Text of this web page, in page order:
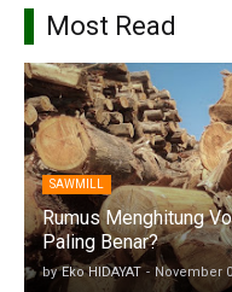
Most Read
SAWMILL
Rumus Menghitung
Paling Benar?
by Eko HIDAYAT - November